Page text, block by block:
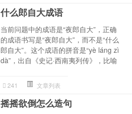
什么郎自大成语
当前问题中的成语是“夜郎自大”，正确
的成语书写是“夜郎自大”，而不是“什么
郎自大”。这个成语的拼音是“yè láng zì
dà”，出自《史记·西南夷列传》，比喻
241 文章列表
摇摇欲倒怎么造句